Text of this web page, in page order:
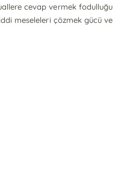
cevap vermek fodulluğu
meseleleri çözmek gücü ve